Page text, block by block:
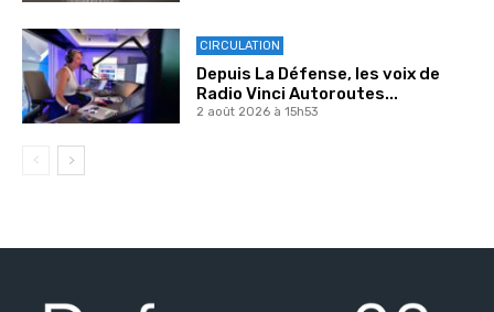
CIRCULATION
Depuis La Défense, les voix de
Radio Vinci Autoroutes...
2 août 2026 à 15h53